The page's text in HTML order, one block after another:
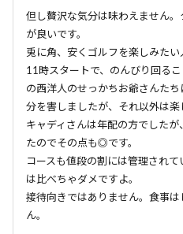
但し贅沢な気分は味わえません
が良いです。
兎に角、安くゴルフを楽しみた
11時スタートで、のんびり回る
の西洋人のせっかちお爺さんた
分を害しましたが、それ以外は楽
キャディさんは年配の方でした
たのでその点も◎です。
コースも値段の割には管理され
は比べちゃダメですよ。
接待向きではありません。食事
ん。